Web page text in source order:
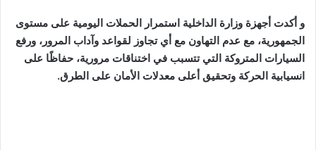
و أكدت أجهزة وزارة الداخلية استمرار الحملات اليومية على مستوى
الجمهورية، مع عدم التهاون مع أي تجاوز لقواعد وآداب المرور، ورفع
السيارات المتروكة التي تتسبب في اختناقات مرورية، حفاظًا على
انسيابية الحركة وتحقيق أعلى معدلات الأمان على الطرق.